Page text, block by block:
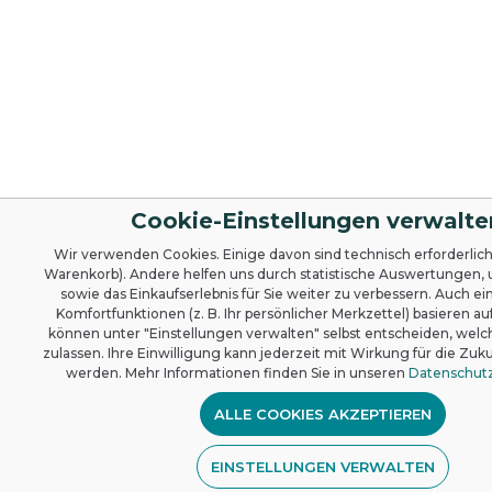
Cookie-Einstellungen
Wir verwenden Cookies. Einige davon sind technisch
Warenkorb). Andere helfen uns durch statistische Auswertungen,
sowie das Einkaufserlebnis für Sie weiter zu verbessern. Auch
Komfortfunktionen (z. B. Ihr persönlicher Merkzettel) basieren
können unter "Einstellungen verwalten" selbst entscheiden,
zulassen. Ihre Einwilligung kann jederzeit mit Wirkung für die
werden. Mehr Informationen finden Sie in unseren
ALLE COOKIES AKZEPTIEREN
EINSTELLUNGEN VERWALTEN